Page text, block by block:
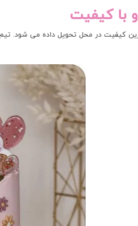
با کیفیت
کیفیت در محل تحویل داده می شود.